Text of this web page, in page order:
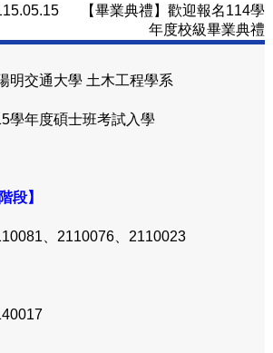
【畢業典禮】歡迎報名114學
年度校級畢業典禮
明交通大學 土木工程學系
學年度碩士班考試入學
段】
、2110076、2110023